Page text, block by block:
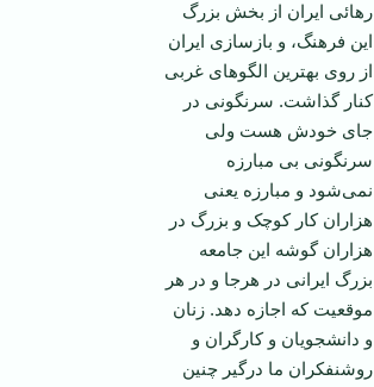
رهائی ايران از بخش بزرگ
اين فرهنگ، و بازسازی ايران
از روی بهترين الگو‌های غربی
کنار گذاشت. سرنگونی در
جای خودش هست ولی
سرنگونی بی مبارزه
نمی‌شود و مبارزه يعنی
هزاران کار کوچک و بزرگ در
هزاران گوشه اين جامعه
بزرگ ايرانی در هرجا و در هر
موقعيت که اجازه دهد. زنان
و دانشجويان و کارگران و
روشنفکران ما درگير چنين